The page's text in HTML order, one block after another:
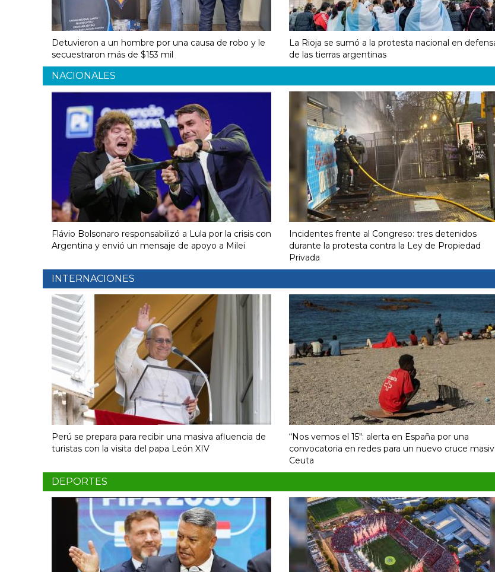
Detuvieron a un hombre por una causa de robo y le
secuestraron más de $153 mil
La Rioja se sumó a la protesta nacional en
de las tierras argentinas
NACIONALES
Flávio Bolsonaro responsabilizó a Lula por la crisis con
Argentina y envió un mensaje de apoyo a Milei
Incidentes frente al Congreso: tres detenidos
durante la protesta contra la Ley de Propiedad
Privada
INTERNACIONES
Perú se prepara para recibir una masiva afluencia de
turistas con la visita del papa León XIV
“Nos vemos el 15″: alerta en España por una
convocatoria en redes para un nuevo cruce
Ceuta
DEPORTES